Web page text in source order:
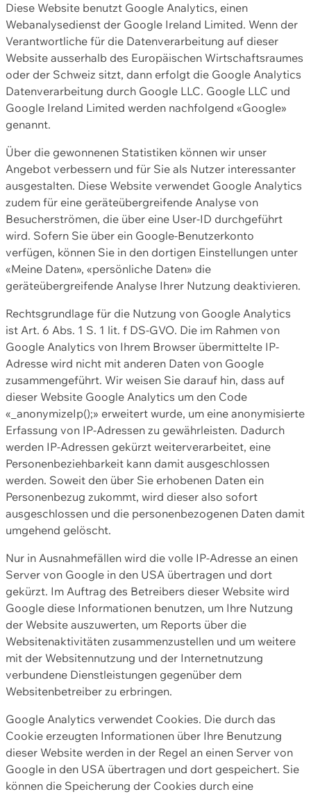
Diese Website benutzt Google Analytics, einen
Webanalysedienst der Google Ireland Limited. Wenn der
Verantwortliche für die Datenverarbeitung auf dieser
Website ausserhalb des Europäischen Wirtschaftsraumes
oder der Schweiz sitzt, dann erfolgt die Google Analytics
Datenverarbeitung durch Google LLC. Google LLC und
Google Ireland Limited werden nachfolgend «Google»
genannt.
Über die gewonnenen Statistiken können wir unser
Angebot verbessern und für Sie als Nutzer interessanter
ausgestalten. Diese Website verwendet Google Analytics
zudem für eine geräteübergreifende Analyse von
Besucherströmen, die über eine User-ID durchgeführt
wird. Sofern Sie über ein Google-Benutzerkonto
verfügen, können Sie in den dortigen Einstellungen unter
«Meine Daten», «persönliche Daten» die
geräteübergreifende Analyse Ihrer Nutzung deaktivieren.
Rechtsgrundlage für die Nutzung von Google Analytics
ist Art. 6 Abs. 1 S. 1 lit. f DS-GVO. Die im Rahmen von
Google Analytics von Ihrem Browser übermittelte IP-
Adresse wird nicht mit anderen Daten von Google
zusammengeführt. Wir weisen Sie darauf hin, dass auf
dieser Website Google Analytics um den Code
«_anonymizeIp();» erweitert wurde, um eine anonymisierte
Erfassung von IP-Adressen zu gewährleisten. Dadurch
werden IP-Adressen gekürzt weiterverarbeitet, eine
Personenbeziehbarkeit kann damit ausgeschlossen
werden. Soweit den über Sie erhobenen Daten ein
Personenbezug zukommt, wird dieser also sofort
ausgeschlossen und die personenbezogenen Daten damit
umgehend gelöscht.
Nur in Ausnahmefällen wird die volle IP-Adresse an einen
Server von Google in den USA übertragen und dort
gekürzt. Im Auftrag des Betreibers dieser Website wird
Google diese Informationen benutzen, um Ihre Nutzung
der Website auszuwerten, um Reports über die
Websitenaktivitäten zusammenzustellen und um weitere
mit der Websitennutzung und der Internetnutzung
verbundene Dienstleistungen gegenüber dem
Websitenbetreiber zu erbringen.
Google Analytics verwendet Cookies. Die durch das
Cookie erzeugten Informationen über Ihre Benutzung
dieser Website werden in der Regel an einen Server von
Google in den USA übertragen und dort gespeichert. Sie
können die Speicherung der Cookies durch eine